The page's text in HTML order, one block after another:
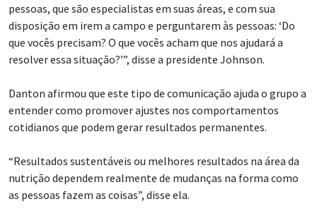
pessoas, que são especialistas em suas áreas, e com sua
disposição em irem a campo e perguntarem às pessoas: ‘Do
que vocês precisam? O que vocês acham que nos ajudará a
resolver essa situação?’”, disse a presidente Johnson.
Danton afirmou que este tipo de comunicação ajuda o grupo a
entender como promover ajustes nos comportamentos
cotidianos que podem gerar resultados permanentes.
“Resultados sustentáveis ou melhores resultados na área da
nutrição dependem realmente de mudanças na forma como
as pessoas fazem as coisas”, disse ela.